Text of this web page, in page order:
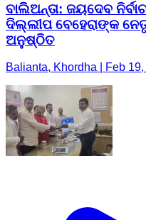
ବାଲିିଅନ୍ତା: ଜୟଦେବ
ଦିଲ୍ଲୀପ ବେହେରାଙ୍କ
ଅନୁଷ୍ଠିତ
Balianta, Khordha | Feb